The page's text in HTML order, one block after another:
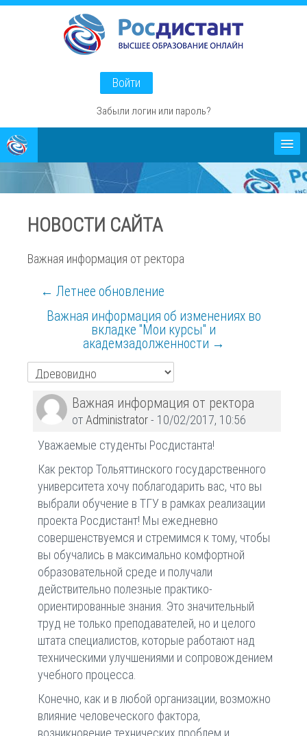
Перейти
Войти
Забыли логин или пароль?
Абитуриентам
О проекте
Способы оплаты
НОВОСТИ САЙТА
Важная информация от ректора
← Летнее обновление
Важная информация об изменениях во
вкладке "Мои курсы" и
академзадолженности →
Важная информация от ректора
отAdministrator- 10/02/2017, 10:56
Количество
ответов:
Уважаемые студенты Росдистанта!
Как ректор Тольяттинского государственного
университета хочу поблагодарить вас, что вы
выбрали обучение в ТГУ в рамках реализации
проекта Росдистант! Мы ежедневно
совершенствуемся и стремимся к тому, чтобы
вы обучались в максимально комфортной
образовательной среде и получали
действительно полезные практико-
ориентированные знания. Это значительный
труд не только преподавателей, но и целого
штата специалистов, которые работают над
техническими улучшениями и сопровождением
учебного процесса.
Конечно, как и в любой организации, возможно
влияние человеческого фактора,
возникновение технических проблем и